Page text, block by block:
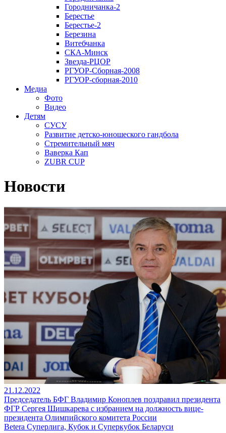
Городничанка-2
Берестье
Берестье-2
Березина
Витебчанка
СКА-Минск
Звезда-РЦОР
РГУОР-Сборная-2008
РГУОР-сборная-2010
Медиа
Фото
Видео
Детям
СУСУ
Развитие детско-юношеского гандбола
Стремительный мяч
Ваверка Кап
ZUBR CUP
Новости
21.12.2022
Председатель БФГ Владимир Коноплев поздравил президента
ФГР Сергея Шишкарева с избранием на должность вице-
президента Олимпийского комитета России
Betera Суперлига, Кубок и Суперкубок Беларуси